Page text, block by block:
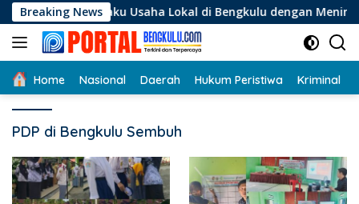
Langsung
ke
konten
Breaking News
Pelaku Usaha Lokal di Bengkulu dengan Meningkatkan
Home Nasional Daerah Hukum Peristiwa Kriminal
PDP di Bengkulu Sembuh